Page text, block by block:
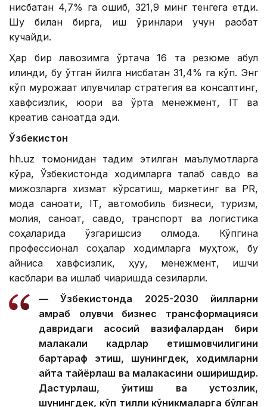
нисбатан 4,7% га ошиб, 321,9 минг тенгега етди.
Шу билан бирга, иш ўринлари учун рақобат
кучайди.
Ҳар бир лавозимга ўртача 16 та резюме қабул
қилинди, бу ўтган йилга нисбатан 31,4% га кўп. Энг
кўп мурожаат қилувчилар стратегия ва консалтинг,
хавфсизлик, юқори ва ўрта менежмент, IТ ва
креатив саноатда эди.
Ўзбекистон
hh.uz томонидан тақдим этилган маълумотларга
кўра, Ўзбекистонда ходимларга талаб савдо ва
мижозларга хизмат кўрсатиш, маркетинг ва PR,
мода саноати, IТ, автомобиль бизнеси, туризм,
молия, саноат, савдо, транспорт ва логистика
соҳаларида ўзгаришсиз қолмоқда. Кўпгина
профессионал соҳалар ходимларга муҳтож, бу
айниқса хавфсизлик, ҳуқуқ, менежмент, ишчи
касблари ва ишлаб чиқаришда сезиларли.
— Ўзбекистонда 2025-2030 йилларни
қамраб олувчи бизнес трансформацияси
давридаги асосий вазифалардан бири
малакали кадрлар етишмовчилигини
бартараф этиш, шунингдек, ходимларни
қайта тайёрлаш ва малакасини оширишдир.
Дастурлаш, ўқитиш ва устозлик,
шунингдек, кўп тилли кўникмаларга бўлган